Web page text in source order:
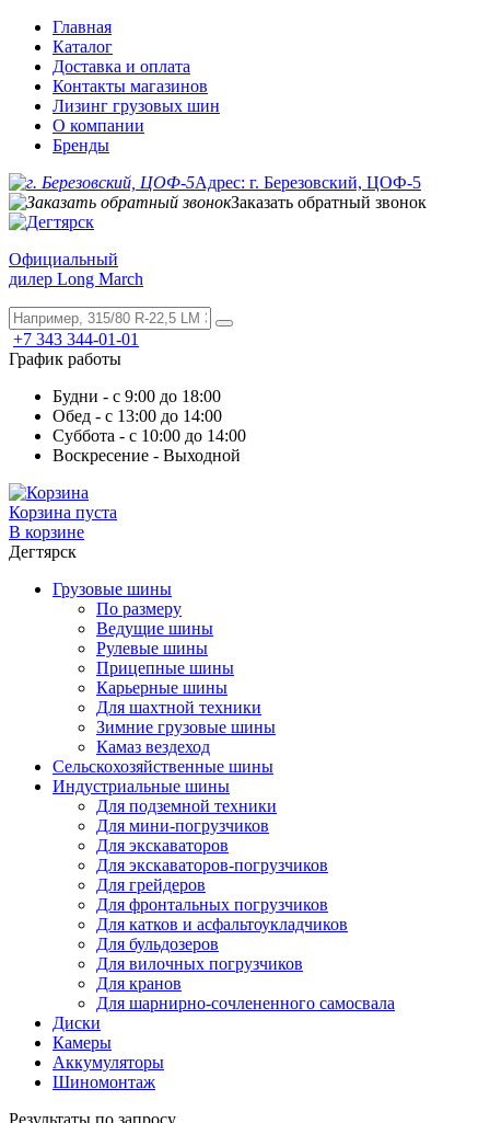
Главная
Каталог
Доставка и оплата
Контакты магазинов
Лизинг грузовых шин
О компании
Бренды
Адрес: г. Березовский, ЦОФ-5
Заказать обратный звонок
Официальный
дилер Long March
+7 343 344-01-01
График работы
Будни - с 9:00 до 18:00
Обед - с 13:00 до 14:00
Суббота - с 10:00 до 14:00
Воскресение - Выходной
Корзина пуста
В корзине
Дегтярск
Грузовые шины
По размеру
Ведущие шины
Рулевые шины
Прицепные шины
Карьерные шины
Для шахтной техники
Зимние грузовые шины
Камаз вездеход
Сельскохозяйственные шины
Индустриальные шины
Для подземной техники
Для мини-погрузчиков
Для экскаваторов
Для экскаваторов-погрузчиков
Для грейдеров
Для фронтальных погрузчиков
Для катков и асфальтоукладчиков
Для бульдозеров
Для вилочных погрузчиков
Для кранов
Для шарнирно-сочлененного самосвала
Диски
Камеры
Аккумуляторы
Шиномонтаж
Результаты по запросу